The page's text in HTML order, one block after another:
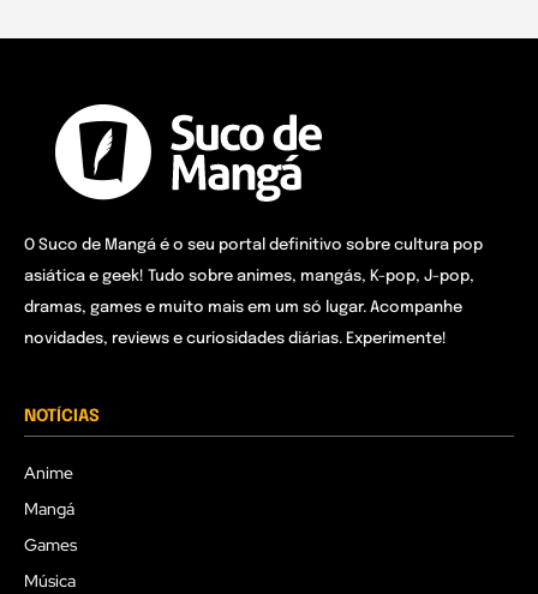
O Suco de Mangá é o seu portal definitivo sobre cultura pop
asiática e geek! Tudo sobre animes, mangás, K-pop, J-pop,
dramas, games e muito mais em um só lugar. Acompanhe
novidades, reviews e curiosidades diárias. Experimente!
NOTÍCIAS
Anime
Mangá
Games
Música